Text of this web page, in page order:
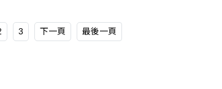
3 下一頁 最後一頁